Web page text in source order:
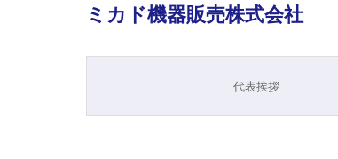
ミカド機器販売株式会社
代表挨拶